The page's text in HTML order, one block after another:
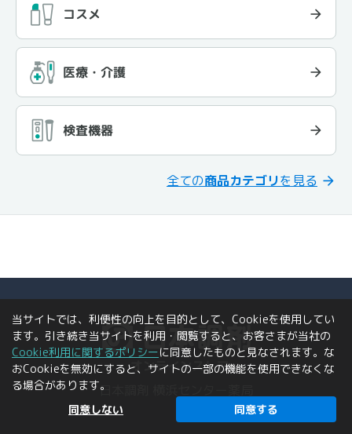
コスメ
医療・介護
検査機器
全ての商品カテゴリを見る
日本調剤 横浜センター薬局
当サイトでは、利便性の向上を目的として、Cookieを使用してい
ます。引き続き当サイトを利用・閲覧すると、お客さまが当社の
Cookie利用に関するポリシーに同意したものと見なされます。な
おCookieを無効にすると、サイトの一部の機能を使用できなくな
る場合があります。
同意しない
同意する